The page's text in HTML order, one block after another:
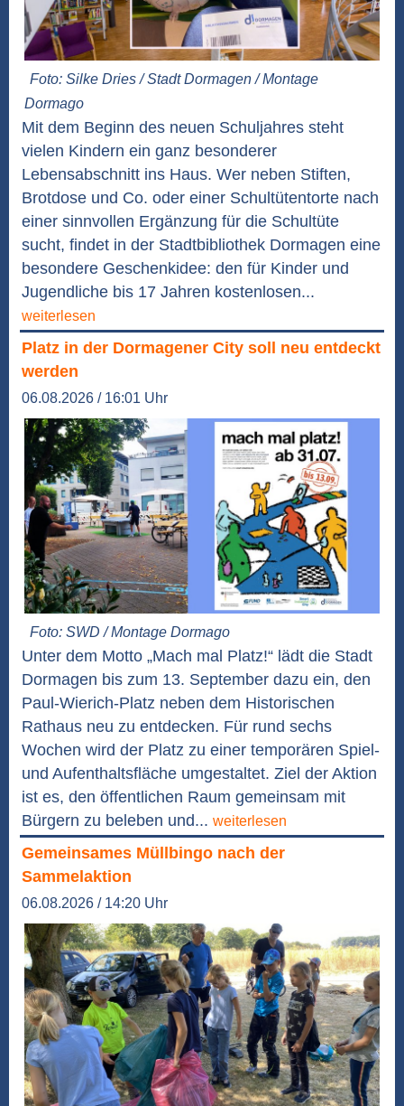
Foto: Silke Dries / Stadt Dormagen / Montage
Dormago
Mit dem Beginn des neuen Schuljahres steht
vielen Kindern ein ganz besonderer
Lebensabschnitt ins Haus. Wer neben Stiften,
Brotdose und Co. oder einer Schultütentorte nach
einer sinnvollen Ergänzung für die Schultüte
sucht, findet in der Stadtbibliothek Dormagen eine
besondere Geschenkidee: den für Kinder und
Jugendliche bis 17 Jahren kostenlosen...
weiterlesen
Platz in der Dormagener City soll neu entdeckt
werden
06.08.2026 / 16:01 Uhr
Foto: SWD / Montage Dormago
Unter dem Motto „Mach mal Platz!“ lädt die Stadt
Dormagen bis zum 13. September dazu ein, den
Paul-Wierich-Platz neben dem Historischen
Rathaus neu zu entdecken. Für rund sechs
Wochen wird der Platz zu einer temporären Spiel-
und Aufenthaltsfläche umgestaltet. Ziel der Aktion
ist es, den öffentlichen Raum gemeinsam mit
Bürgern zu beleben und... weiterlesen
Gemeinsames Müllbingo nach der
Sammelaktion
06.08.2026 / 14:20 Uhr